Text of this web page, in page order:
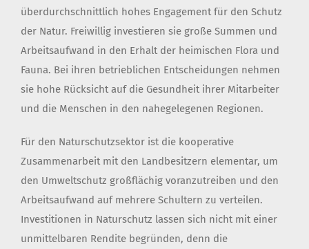
überdurchschnittlich hohes Engagement für den Schutz
der Natur. Freiwillig investieren sie große Summen und
Arbeitsaufwand in den Erhalt der heimischen Flora und
Fauna. Bei ihren betrieblichen Entscheidungen nehmen
sie hohe Rücksicht auf die Gesundheit ihrer Mitarbeiter
und die Menschen in den nahegelegenen Regionen.
Für den Naturschutzsektor ist die kooperative
Zusammenarbeit mit den Landbesitzern elementar, um
den Umweltschutz großflächig voranzutreiben und den
Arbeitsaufwand auf mehrere Schultern zu verteilen.
Investitionen in Naturschutz lassen sich nicht mit einer
unmittelbaren Rendite begründen, denn die